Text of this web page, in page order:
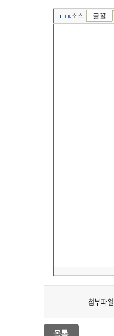
소스 글꼴
첨부파일